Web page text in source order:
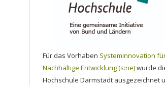
Für das Vorhaben Systeminnovation
Nachhaltige Entwicklung (s:ne)wurde
Hochschule Darmstadt ausgezeichnet